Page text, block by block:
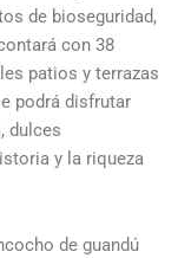
de bioseguridad,
con 38
patios y terrazas
podrá disfrutar
dulces
y la riqueza
de guandú